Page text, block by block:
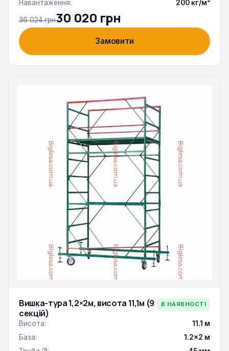
Навантаження:
200 кг/м²
36 024 грн30 020 грн
Замовити
Вишка-тура 1,2×2м, висота 11,1м (9
секцій)
В НАЯВНОСТІ
Висота:
11.1 м
База:
1.2×2 м